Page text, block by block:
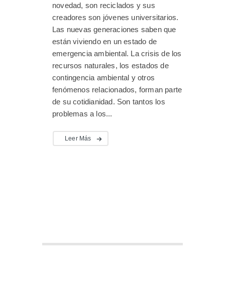
novedad, son reciclados y sus
creadores son jóvenes universitarios.
Las nuevas generaciones saben que
están viviendo en un estado de
emergencia ambiental. La crisis de los
recursos naturales, los estados de
contingencia ambiental y otros
fenómenos relacionados, forman parte
de su cotidianidad. Son tantos los
problemas a los...
Leer Más